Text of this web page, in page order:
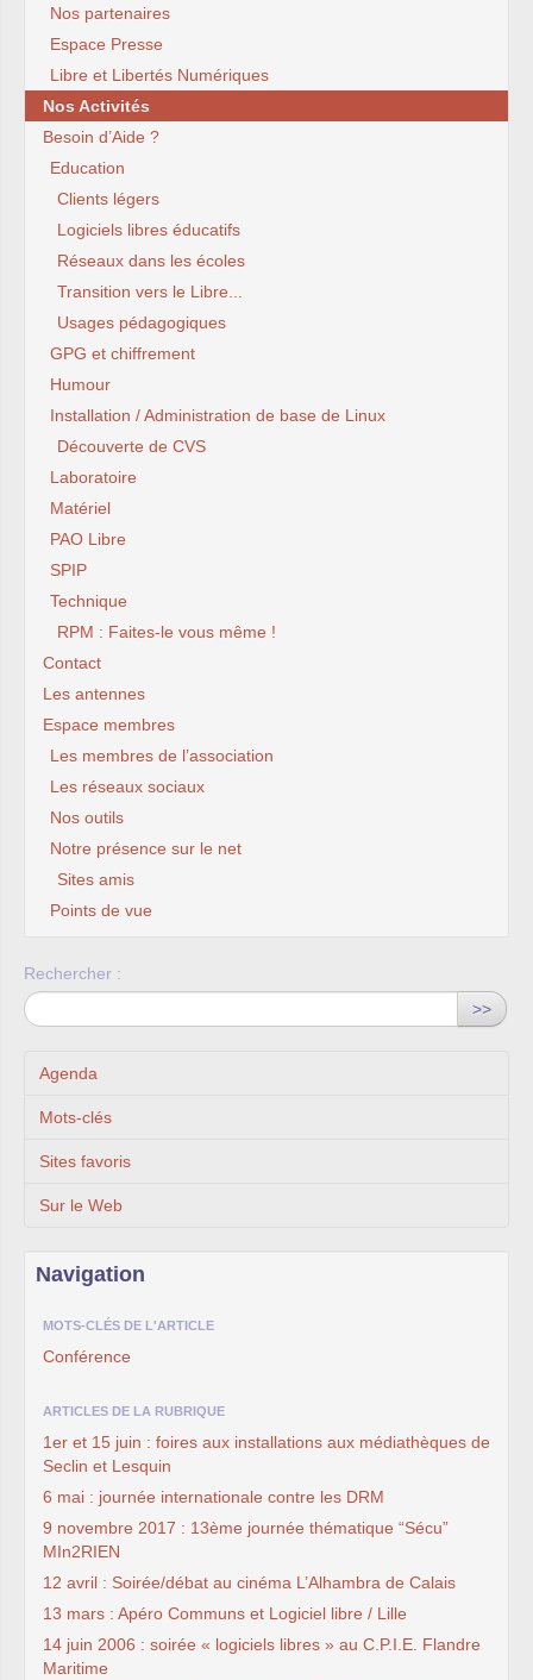
Nos partenaires
Espace Presse
Libre et Libertés Numériques
Nos Activités
Besoin d’Aide ?
Education
Clients légers
Logiciels libres éducatifs
Réseaux dans les écoles
Transition vers le Libre...
Usages pédagogiques
GPG et chiffrement
Humour
Installation / Administration de base de Linux
Découverte de CVS
Laboratoire
Matériel
PAO Libre
SPIP
Technique
RPM : Faites-le vous même !
Contact
Les antennes
Espace membres
Les membres de l’association
Les réseaux sociaux
Nos outils
Notre présence sur le net
Sites amis
Points de vue
Rechercher :
>>
Agenda
Mots-clés
Sites favoris
Sur le Web
Navigation
MOTS-CLÉS DE L'ARTICLE
Conférence
ARTICLES DE LA RUBRIQUE
1er et 15 juin : foires aux installations aux médiathèques de
Seclin et Lesquin
6 mai : journée internationale contre les DRM
9 novembre 2017 : 13ème journée thématique “Sécu”
MIn2RIEN
12 avril : Soirée/débat au cinéma L’Alhambra de Calais
13 mars : Apéro Communs et Logiciel libre / Lille
14 juin 2006 : soirée « logiciels libres » au C.P.I.E. Flandre
Maritime